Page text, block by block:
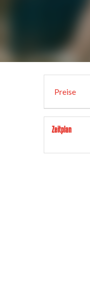
Preise
Zeitplan